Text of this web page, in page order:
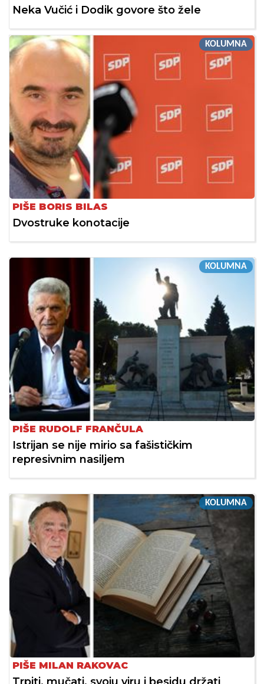
Neka Vučić i Dodik govore što žele
KOLUMNA
PIŠE BORIS BILAS
Dvostruke konotacije
KOLUMNA
PIŠE RUDOLF FRANČULA
Istrijan se nije mirio sa fašističkim
represivnim nasiljem
KOLUMNA
PIŠE MILAN RAKOVAC